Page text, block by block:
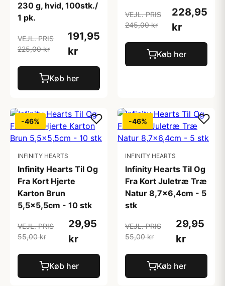
230 g, hvid, 100stk./
1 pk.
VEJL. PRIS
225,00 kr
191,95
kr
Køb her
VEJL. PRIS
245,00 kr
228,95
kr
Køb her
-46%
INFINITY HEARTS
Infinity Hearts Til Og
Fra Kort Hjerte
Karton Brun
5,5x5,5cm - 10 stk
VEJL. PRIS
55,00 kr
29,95
kr
Køb her
-46%
INFINITY HEARTS
Infinity Hearts Til Og
Fra Kort Juletræ Træ
Natur 8,7x6,4cm - 5
stk
VEJL. PRIS
55,00 kr
29,95
kr
Køb her